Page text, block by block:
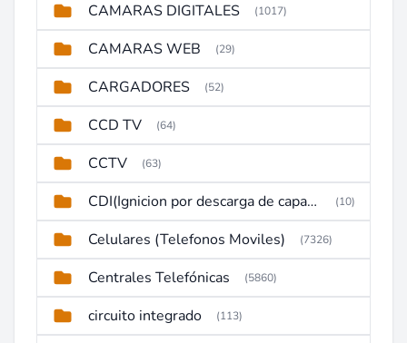
CAMARAS DIGITALES (1017)
CAMARAS WEB (29)
CARGADORES (52)
CCD TV (64)
CCTV (63)
CDI(Ignicion por descarga de capacitor) (10)
Celulares (Telefonos Moviles) (7326)
Centrales Telefónicas (5860)
circuito integrado (113)